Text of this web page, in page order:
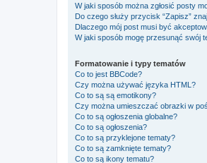
W jaki sposób można zgłosić posty
Do czego służy przycisk “Zapisz”
Dlaczego mój post musi być
W jaki sposób mogę przesunąć swój
Formatowanie i typy tematów
Co to jest BBCode?
Czy można używać języka HTML?
Co to są są emotikony?
Czy można umieszczać obrazki w
Co to są ogłoszenia globalne?
Co to są ogłoszenia?
Co to są przyklejone tematy?
Co to są zamknięte tematy?
Co to są ikony tematu?